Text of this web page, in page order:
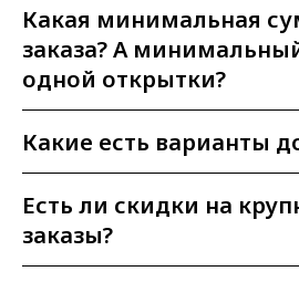
Какая минимальная
заказа? А
одной открытки?
Какие есть варианты
Есть ли скидки на
заказы?